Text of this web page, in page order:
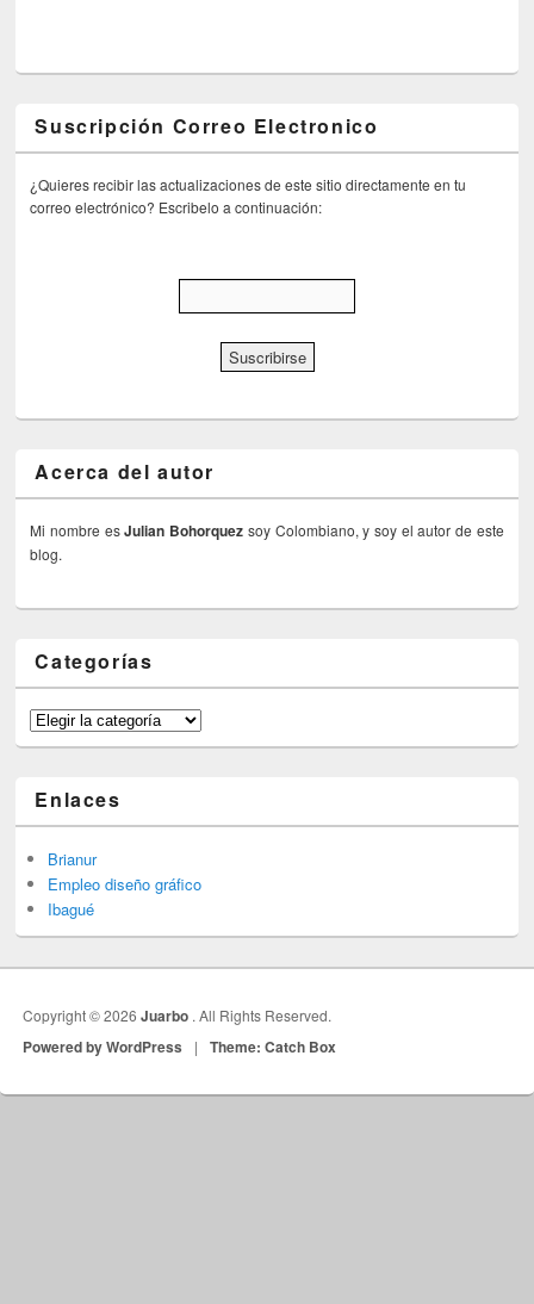
Suscripción Correo Electronico
¿Quieres recibir las actualizaciones de este sitio directamente en tu
correo electrónico? Escribelo a continuación:
Acerca del autor
Mi nombre esJulian Bohorquez soy Colombiano, y soy el autor de este
blog.
Categorías
Categorías
Enlaces
Brianur
Empleo diseño gráfico
Ibagué
Copyright © 2026Juarbo . All Rights Reserved.
Powered by WordPress | Theme: Catch Box